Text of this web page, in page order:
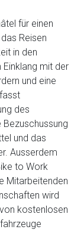
für einen
Reisen
in den
mit der
und eine
des
Bezuschussung
und das
Ausserdem
to Work
Mitarbeitenden
wird
kostenlosen